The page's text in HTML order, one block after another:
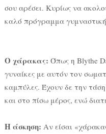
σου αρέσει. Κυρίως να
καλό πρόγραμμα
Ο χάρακας: Όπως η Blythe
γυναίκες με αυτόν τον
καμπύλες. Έχουν δε την
και στο πίσω μέρος, ενώ
Η άσκηση: Αν είσαι